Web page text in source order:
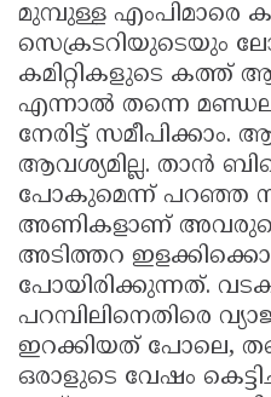
മുമ്പുള്ള എംപിമാരെ
സെക്രടറിയുടെയും
കമിറ്റികളുടെ കത്ത്
എന്നാൽ തന്നെ
നേരിട്ട്
ആവശ്യമില്ല. താൻ
പോകുമെന്ന് പറഞ്ഞ
അണികളാണ് അവരുടെ
അടിത്തറ
പോയിരിക്കുന്നത്.
പറമ്പിലിനെതിരെ
ഇറക്കിയത് പോലെ,
ഒരാളുടെ വേഷം